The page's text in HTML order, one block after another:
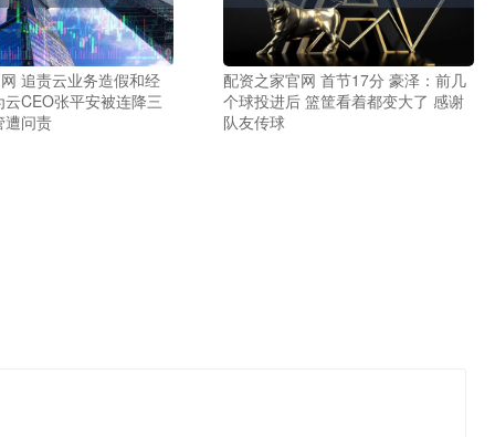
追责云业务造假和经
CEO张平安被连降三
遭问责
配资之家官网 首节17分 豪泽：前几
个球投进后 篮筐看着都变大了 感谢
队友传球